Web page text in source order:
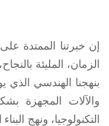
إن خبرتنا
الزمان، المليئة
بنهجنا الهندسي الذي
والآلات المجهزة
التكنولوجيا، ونهج